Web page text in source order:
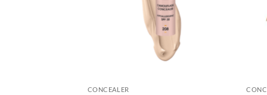
CONCEALER